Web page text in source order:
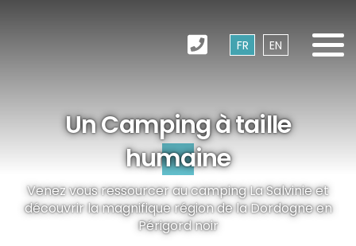
FR EN
Un Camping à taille
humaine
Venez vous ressourcer au camping La Salvinie et
découvrir la magnifique région de la Dordogne en
Périgord noir